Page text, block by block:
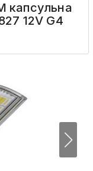
капсульна
12V G4